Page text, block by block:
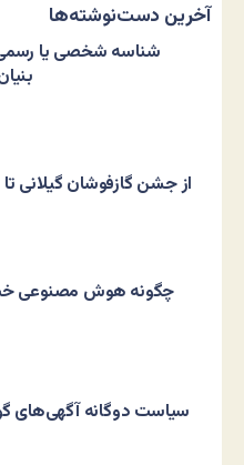
آخرین دست‌نوشته‌ها
شناسه شخصی یا
از جشن گازفوشان گیلانی
چگونه هوش مصنوعی
سیاست دوگانه آگهی‌های